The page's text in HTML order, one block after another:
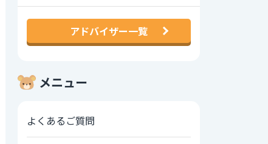
アドバイザー一覧
メニュー
よくあるご質問